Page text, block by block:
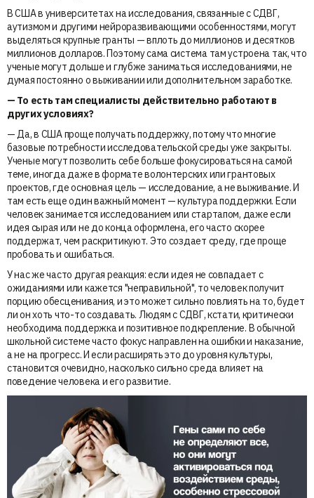
В США в университетах на исследования, связанные с СДВГ,
аутизмом и другими нейроразвивающими особенностями, могут
выделяться крупные гранты — вплоть до миллионов и десятков
миллионов долларов. Поэтому сама система там устроена так, что
ученые могут дольше и глубже заниматься исследованиями, не
думая постоянно о выживании или дополнительном заработке.
— То есть там специалисты действительно работают в
других условиях?
— Да, в США проще получать поддержку, потому что многие
базовые потребности исследовательской среды уже закрыты.
Ученые могут позволить себе больше фокусироваться на самой
теме, иногда даже в формате волонтерских или грантовых
проектов, где основная цель — исследование, а не выживание. И
там есть еще один важный момент — культура поддержки. Если
человек занимается исследованием или стартапом, даже если
идея сырая или не до конца оформлена, его часто скорее
поддержат, чем раскритикуют. Это создает среду, где проще
пробовать и ошибаться.
У нас же часто другая реакция: если идея не совпадает с
ожиданиями или кажется "неправильной", то человек получит
порцию обесценивания, и это может сильно повлиять на то, будет
ли он хоть что-то создавать. Людям с СДВГ, кстати, критически
необходима поддержка и позитивное подкрепление. В обычной
школьной системе часто фокус направлен на ошибки и наказание,
а не на прогресс. И если расширять это до уровня культуры,
становится очевидно, насколько сильно среда влияет на
поведение человека и его развитие.